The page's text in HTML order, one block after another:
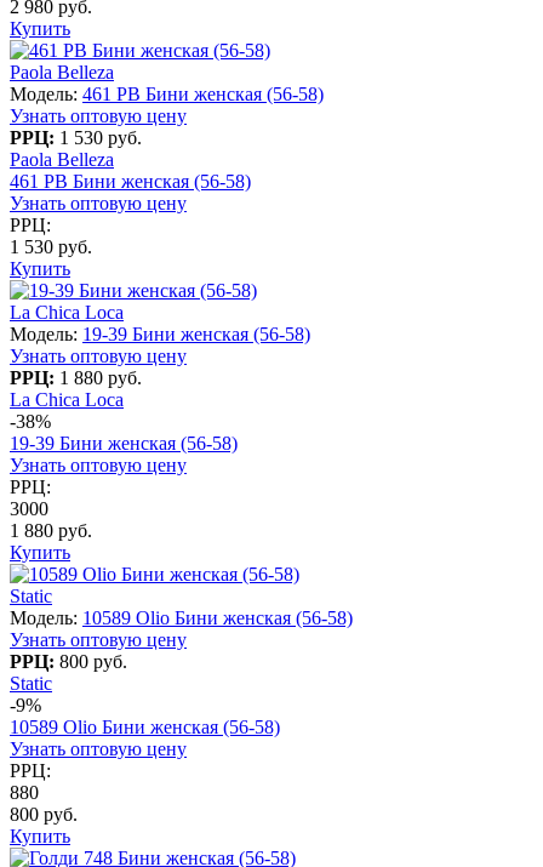
2 980 руб.
Купить
Paola Belleza
Модель: 461 PB Бини женская (56-58)
Узнать оптовую цену
РРЦ: 1 530 руб.
Paola Belleza
461 PB Бини женская (56-58)
Узнать оптовую цену
РРЦ:
1 530 руб.
Купить
La Chica Loca
Модель: 19-39 Бини женская (56-58)
Узнать оптовую цену
РРЦ: 1 880 руб.
La Chica Loca
-38%
19-39 Бини женская (56-58)
Узнать оптовую цену
РРЦ:
3000
1 880 руб.
Купить
Static
Модель: 10589 Olio Бини женская (56-58)
Узнать оптовую цену
РРЦ: 800 руб.
Static
-9%
10589 Olio Бини женская (56-58)
Узнать оптовую цену
РРЦ:
880
800 руб.
Купить